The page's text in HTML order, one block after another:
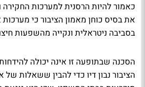
כאמור להיות הרסנית למערכות
את בסיס כוחן מאמון הציבור כי
בסביבה ניטראלית ונקייה מהשפעות
הסכנה שבתופעה זו אינה יכולה
הציבור נבון דיו כדי להבין ששאלות